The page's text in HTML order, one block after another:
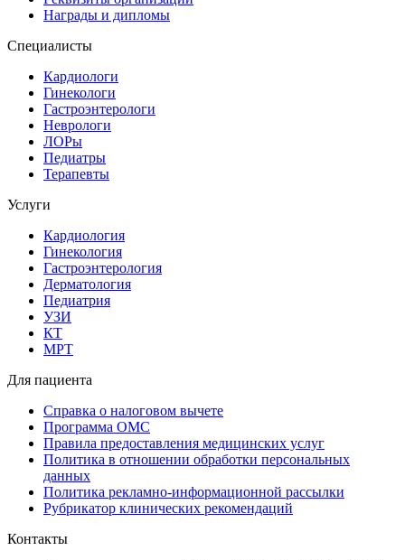
Награды и дипломы
Специалисты
Кардиологи
Гинекологи
Гастроэнтерологи
Неврологи
ЛОРы
Педиатры
Терапевты
Услуги
Кардиология
Гинекология
Гастроэнтерология
Дерматология
Педиатрия
УЗИ
КТ
МРТ
Для пациента
Справка о налоговом вычете
Программа ОМС
Правила предоставления медицинских услуг
Политика в отношении обработки персональных
данных
Политика рекламно-информационной рассылки
Рубрикатор клинических рекомендаций
Контакты